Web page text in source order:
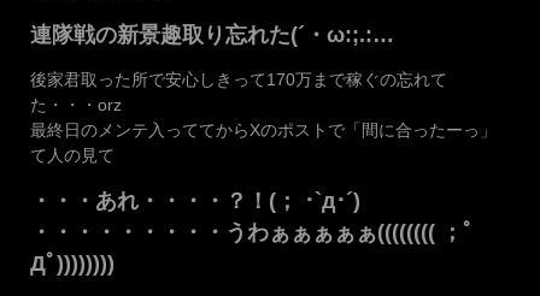
連隊戦の新景趣取り忘れた(´・ω:;.:…
後家君取った所で安心しきって170万まで稼ぐの忘れて
た・・・orz
最終日のメンテ入っててからXのポストで「間に合ったーっ」
て人の見て
・・・あれ・・・・？！(； ･`д･´)
・・・・・・・・・うわぁぁぁぁぁ(((((((( ；ﾟ
Дﾟ))))))))